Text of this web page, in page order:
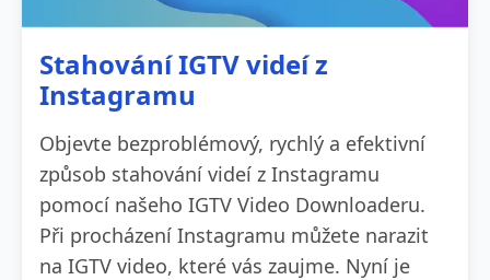
Stahování IGTV videí z
Instagramu
Objevte bezproblémový, rychlý a efektivní
způsob stahování videí z Instagramu
pomocí našeho IGTV Video Downloaderu.
Při procházení Instagramu můžete narazit
na IGTV video, které vás zaujme. Nyní je